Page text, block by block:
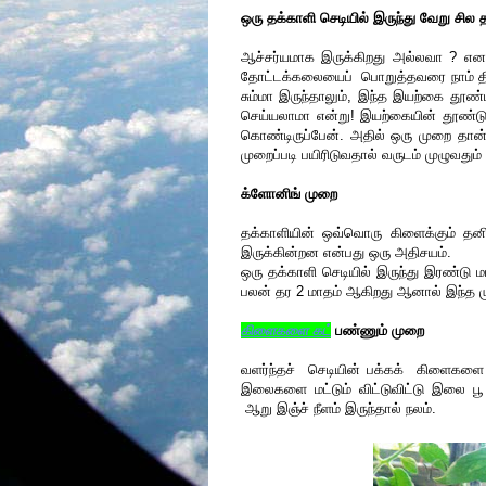
ஒரு தக்காளி செடியில் இருந்து வேறு
ஆச்சர்யமாக இருக்கிறது அல்லவா ?
தோட்டக்கலையைப் பொறுத்தவரை நாம்
சும்மா இருந்தாலும், இந்த இயற்கை
செய்யலாமா என்று! இயற்கையின்
கொண்டிருப்பேன். அதில் ஒரு முறை தான்
முறைப்படி பயிரிடுவதால் வருடம்
க்ளோனிங் முறை
தக்காளியின் ஒவ்வொரு கிளைக்கும்
இருக்கின்றன என்பது ஒரு அதிசயம்.
ஒரு தக்காளி செடியில் இருந்து
பலன் தர 2 மாதம் ஆகிறது ஆனால் இந்த
கிளைகளை கட் பண்ணும் முறை
வளர்ந்தச் செடியின் பக்கக் கிளைகளை
இலைகளை மட்டும் விட்டுவிட்டு இலை
ஆறு இஞ்ச் நீளம் இருந்தால் நலம்.